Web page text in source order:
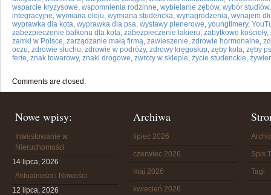
wsparcie kryzysowe, wspomnienia rodzinne, wybielanie zębów, wybór studiów
integracyjne, wymiana oleju, wymiana studencka, wynagrodzenia, wynajem
wyprawka dla kota, wyprawka dla psa, wystawy plenerowe, youngtimery,
zabezpieczenie balkonu dla kota, zabezpieczenie lakieru, zabytkowe kościoły,
zamki w Polsce, zarządzanie małą firmą, zawieszenie, zdrowie hormonalne,
oczu, zdrowie słuchu, zdrowie w podróży, zdrowy kręgosłup, zęby kota, zęby
ferie, znak towarowy, znaki drogowe, zwroty w sklepie, życie studenckie,
Comments are closed.
Nowe wpisy:
Inwestowanie w
Nieruchomości
14 lipca, 2026
Aktualności i Nowości
12 lipca, 2026
Archiwa
lipiec 2026
czerwiec 2026
maj 2026
kwiecień 2026
Spis
Tagi